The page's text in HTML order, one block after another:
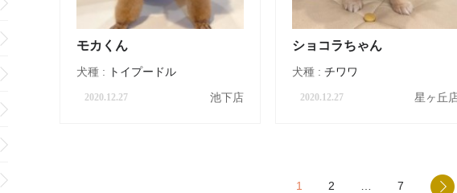
モカくん
犬種 : トイプードル
2020.12.27 池下店
ショコラちゃん
犬種 :チワワ
2020.12.27 星ヶ丘
1 2 7